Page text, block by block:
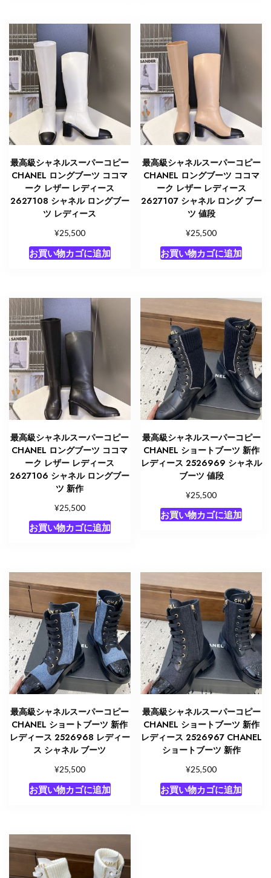
最高級シャネルスーパーコピー
CHANEL ロングブーツ ココマ
ーク レザー レディース
2627108 シャネル ロングブー
ツ レディース
¥25,500
お買い物カゴに追加
最高級シャネルスーパーコピー
CHANEL ロングブーツ ココマ
ーク レザー レディース
2627107 シャネル ロング ブー
ツ 値段
¥25,500
お買い物カゴに追加
最高級シャネルスーパーコピー
CHANEL ロングブーツ ココマ
ーク レザー レディース
2627106 シャネル ロングブー
ツ 新作
¥25,500
お買い物カゴに追加
最高級シャネルスーパーコピー
CHANEL ショートブーツ 新作
レディース 2526969 シャネル
ブーツ 値段
¥25,500
お買い物カゴに追加
最高級シャネルスーパーコピー
CHANEL ショートブーツ 新作
レディース 2526968 レディー
ス シャネル ブーツ
¥25,500
お買い物カゴに追加
最高級シャネルスーパーコピー
CHANEL ショートブーツ 新作
レディース 2526967 CHANEL
ショートブーツ 新作
¥25,500
お買い物カゴに追加